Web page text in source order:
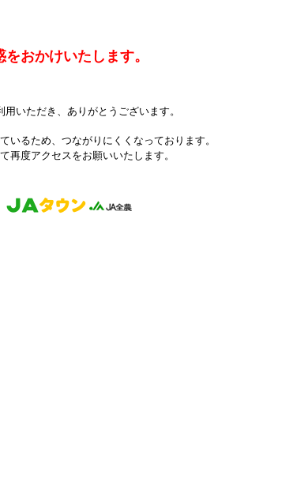
をおかけいたします。
用いただき、ありがとうございます。
いるため、つながりにくくなっております。
再度アクセスをお願いいたします。